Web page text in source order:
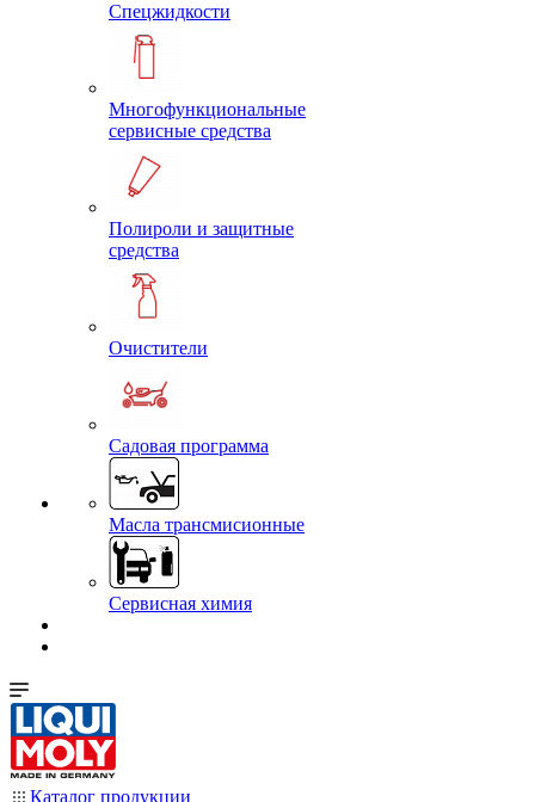
Спецжидкости
Многофункциональные
сервисные средства
Полироли и защитные
средства
Очистители
Садовая программа
Масла трансмисионные
Сервисная химия
Каталог продукции